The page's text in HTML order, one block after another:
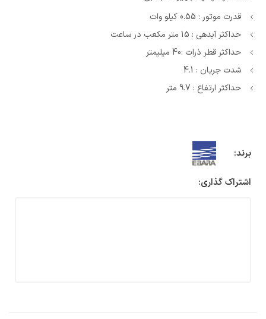
قدرت موتور : 0.55 کیلو وات
حداکثر آبدهی : 15 متر مکعب در ساعت
حداکثر قطر ذرات :40 میلیمتر
شدت جریان : 4.1
حداکثر ارتفاع : 9.7 متر
برند:
اشتراک گذاری: